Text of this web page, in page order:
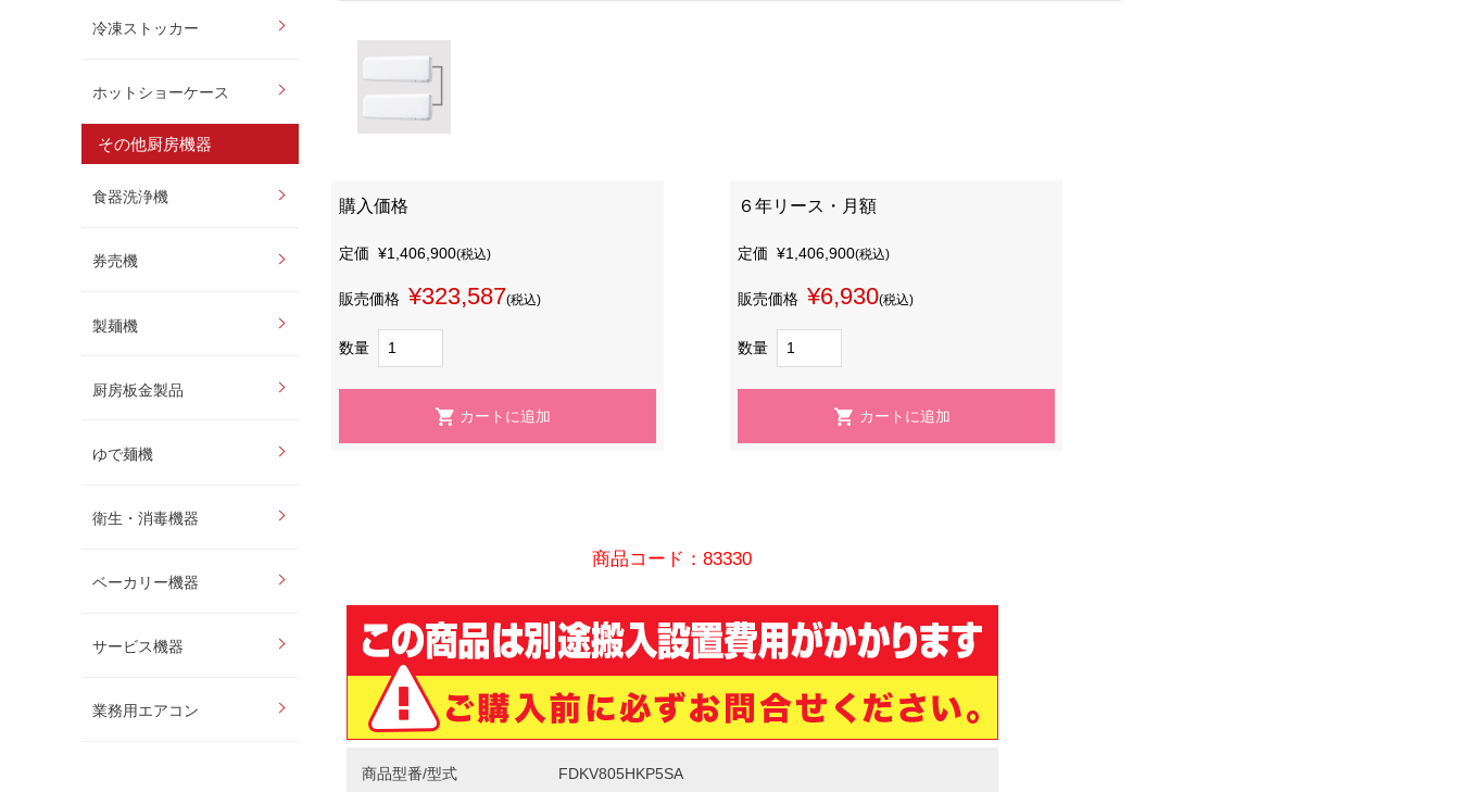
冷凍ストッカー
ホットショーケース
その他厨房機器
食器洗浄機
券売機
製麺機
厨房板金製品
ゆで麺機
衛生・消毒機器
ベーカリー機器
サービス機器
業務用エアコン
購入価格
定価 ¥1,406,900(税込)
販売価格 ¥323,587(税込)
数量
６年リース・月額
定価 ¥1,406,900(税込)
販売価格 ¥6,930(税込)
数量
商品コード：83330
商品型番/型式 FDKV805HKP5SA